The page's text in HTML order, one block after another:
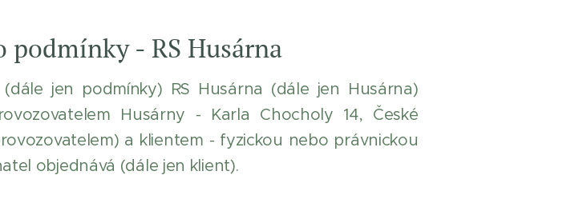
podmínky - RS Husárna
jen podmínky) RS Husárna (dále jen Husárna)
Husárny - Karla Chocholy 14, České
a klientem - fyzickou nebo právnickou
objednává (dále jen klient).